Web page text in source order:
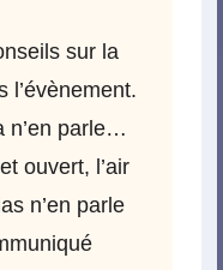
sur la
l’évènement.
n’en parle…
ouvert, l’air
n’en parle